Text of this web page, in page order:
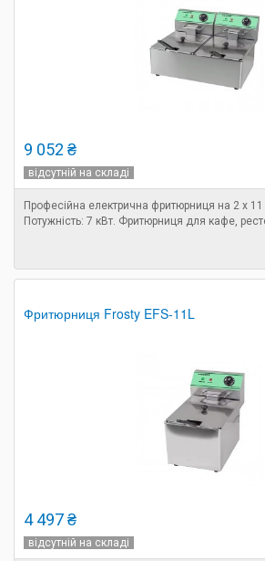
9 052 ₴
відсутній на складі
Професійна електрична фритюрниця на 2 х
Потужність: 7 кВт. Фритюрниця для кафе,
Фритюрниця Frosty EFS-11L
4 497 ₴
відсутній на складі